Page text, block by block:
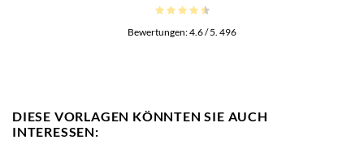
Bewertungen:4.6/ 5. 496
DIESE VORLAGEN KÖNNTEN SIE AUCH
INTERESSEN: